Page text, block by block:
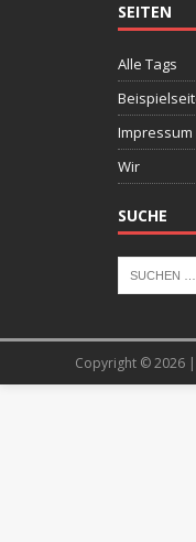
SEITEN
Alle Tags
Wir
SUCHE
Copyright © 2026